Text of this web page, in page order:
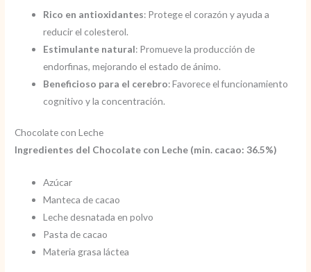
Rico en antioxidantes: Protege el corazón y ayuda a
reducir el colesterol.
Estimulante natural: Promueve la producción de
endorfinas, mejorando el estado de ánimo.
Beneficioso para el cerebro: Favorece el funcionamiento
cognitivo y la concentración.
Chocolate con Leche
Ingredientes del Chocolate con Leche (min. cacao: 36.5%)
Azúcar
Manteca de cacao
Leche desnatada en polvo
Pasta de cacao
Materia grasa láctea